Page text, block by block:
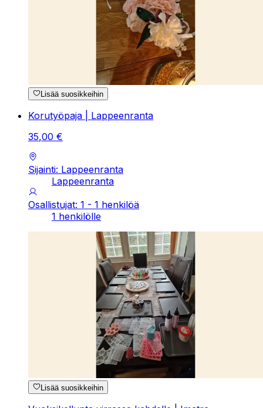
Lisää suosikkeihin
Korutyöpaja | Lappeenranta
35,00 €
Sijainti: Lappeenranta
Lappeenranta
Osallistujat: 1 - 1 henkilöä
1 henkilölle
Lisää suosikkeihin